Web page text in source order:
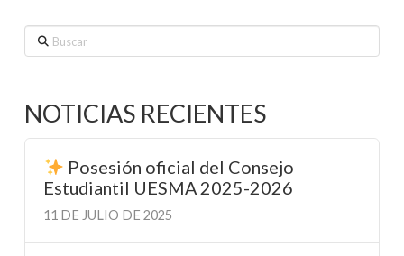
Buscar
NOTICIAS RECIENTES
Posesión oficial del Consejo
Estudiantil UESMA 2025-2026
11 DE JULIO DE 2025